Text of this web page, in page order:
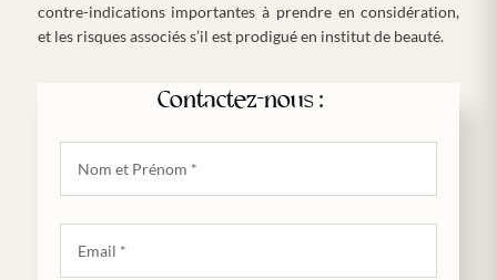
contre-indications importantes à prendre en considération,
et les risques associés s’il est prodigué en institut de beauté.
Contactez-nous :